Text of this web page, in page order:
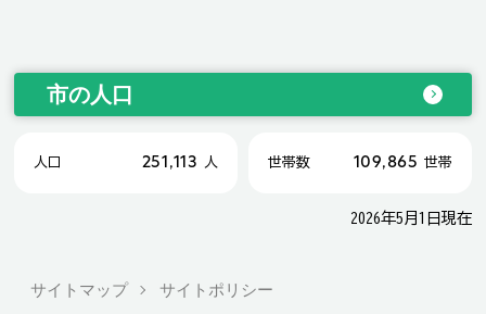
市の人口
人口 251,113 人 世帯数 109,865 世帯
2026年5月1日現在
サイトマップ サイトポリシー